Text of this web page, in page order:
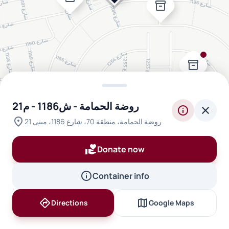
inventory_2
inventory_2
inventory_2
inventory_2
روضة الحمامة - ش1186 - م21
location_on روضة الحمامة، منطقة 70، شارع 1186، مبنى 21
info close
volunteer_activismDonate now
infoContainer info
directionsDirections mapGoogle Maps